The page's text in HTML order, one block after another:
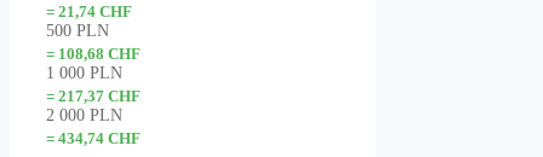
= 21,74 CHF
500 PLN
= 108,68 CHF
1 000 PLN
= 217,37 CHF
2 000 PLN
= 434,74 CHF